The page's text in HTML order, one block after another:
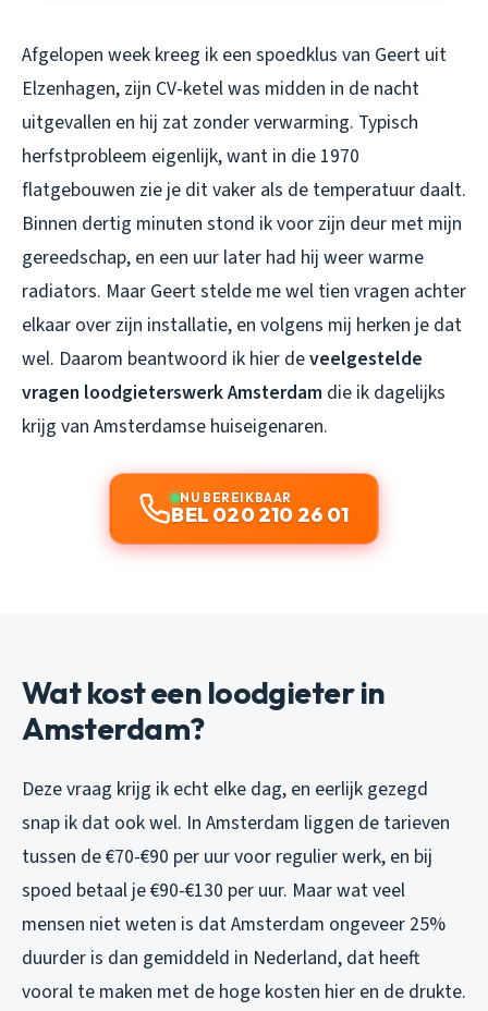
Afgelopen week kreeg ik een spoedklus van Geert uit
Elzenhagen, zijn CV-ketel was midden in de nacht
uitgevallen en hij zat zonder verwarming. Typisch
herfstprobleem eigenlijk, want in die 1970
flatgebouwen zie je dit vaker als de temperatuur daalt.
Binnen dertig minuten stond ik voor zijn deur met mijn
gereedschap, en een uur later had hij weer warme
radiators. Maar Geert stelde me wel tien vragen achter
elkaar over zijn installatie, en volgens mij herken je dat
wel. Daarom beantwoord ik hier deveelgestelde
vragen loodgieterswerk Amsterdam die ik dagelijks
krijg van Amsterdamse huiseigenaren.
NU BEREIKBAAR
BEL 020 210 26 01
Wat kost een loodgieter in
Amsterdam?
Deze vraag krijg ik echt elke dag, en eerlijk gezegd
snap ik dat ook wel. In Amsterdam liggen de tarieven
tussen de €70-€90 per uur voor regulier werk, en bij
spoed betaal je €90-€130 per uur. Maar wat veel
mensen niet weten is dat Amsterdam ongeveer 25%
duurder is dan gemiddeld in Nederland, dat heeft
vooral te maken met de hoge kosten hier en de drukte.